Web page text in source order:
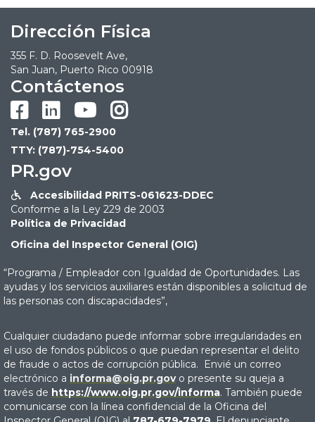
Dirección Física
355 F. D. Roosevelt Ave,
San Juan, Puerto Rico 00918
Contáctenos

  
Tel. (787) 765-2900
TTY: (787)-754-5400
PR.gov

Accesibilidad PRITS-061623-DDEC
Conforme a la Ley 229 de 2003
Política de Privacidad
Oficina del Inspector General (OIG)
“Programa / Empleador con Igualdad de Oportunidades. Las
ayudas y los servicios auxiliares están disponibles a solicitud de
las personas con discapacidades”,
Cualquier ciudadano puede informar sobre irregularidades en
el uso de fondos públicos o que puedan representar el delito
de fraude o actos de corrupción pública. Envié un correo
electrónico a informa@oig.pr.govo presente su queja a
través de https://www.oig.pr.gov/informa. También puede
comunicarse con la línea confidencial de la Oficina del